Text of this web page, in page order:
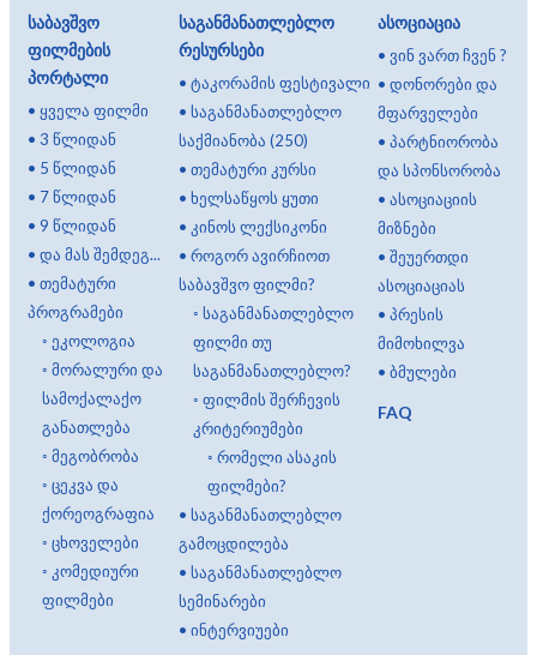
საბავშვო
ფილმების
პორტალი
• ყველა ფილმი
• 3 წლიდან
• 5 წლიდან
• 7 წლიდან
• 9 წლიდან
• და მას შემდეგ...
• თემატური
პროგრამები
◦ ეკოლოგია
◦ მორალური და
სამოქალაქო
განათლება
◦ მეგობრობა
◦ ცეკვა და
ქორეოგრაფია
◦ ცხოველები
◦ კომედიური
ფილმები
საგანმანათლებლო
რესურსები
• ტაკორამის ფესტივალი
• საგანმანათლებლო
საქმიანობა (250)
• თემატური კურსი
• ხელსაწყოს ყუთი
• კინოს ლექსიკონი
• როგორ ავირჩიოთ
საბავშვო ფილმი?
◦ საგანმანათლებლო
ფილმი თუ
საგანმანათლებლო?
◦ ფილმის შერჩევის
კრიტერიუმები
◦ რომელი ასაკის
ფილმები?
• საგანმანათლებლო
გამოცდილება
• საგანმანათლებლო
სემინარები
• ინტერვიუები
ასოციაცია
• ვინ ვართ ჩვენ ?
•დონორები და
მფარველები
•პარტნიორობა
და სპონსორობა
•ასოციაციის
მიზნები
•შეუერთდი
ასოციაციას
•პრესის
მიმოხილვა
•ბმულები
FAQ